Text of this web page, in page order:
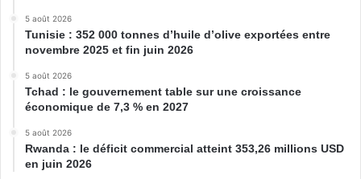
5 août 2026
Tunisie : 352 000 tonnes d’huile d’olive exportées entre
novembre 2025 et fin juin 2026
5 août 2026
Tchad : le gouvernement table sur une croissance
économique de 7,3 % en 2027
5 août 2026
Rwanda : le déficit commercial atteint 353,26 millions USD
en juin 2026